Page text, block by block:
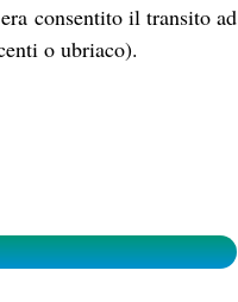
consentito il transito ad
o ubriaco).